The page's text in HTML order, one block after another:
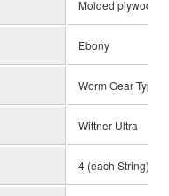
Molded plywood
Ebony
Worm Gear Type
Wittner Ultra
4 (each String)